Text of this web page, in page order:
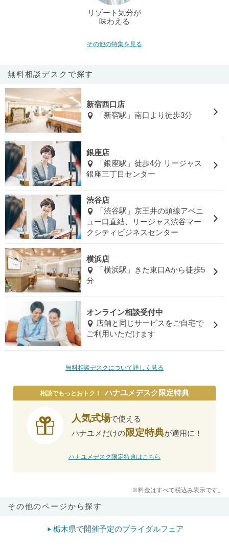
リゾート気分が
味わえる
その他の特集を見る
無料相談デスクで探す
新宿西口店
「新宿駅」南口より徒歩3分
銀座店
「銀座駅」徒歩4分 リージャス
銀座三丁目センター
渋谷店
「渋谷駅」京王井の頭線アベニ
ュー口直結、リージャス渋谷マー
クシティビジネスセンター
横浜店
「横浜駅」きた東口Aから徒歩5
分
オンライン相談受付中
店舗と同じサービスをご自宅で
ご利用いただけます
無料相談デスクについて詳しく見る
相談でもっとおトク！ ハナユメデスク限定特典
人気式場で使える
ハナユメだけの限定特典が適用に！
ハナユメデスク限定特典はこちら
※料金はすべて税込み表示です。
その他のページから探す
栃木県で開催予定のブライダルフェア